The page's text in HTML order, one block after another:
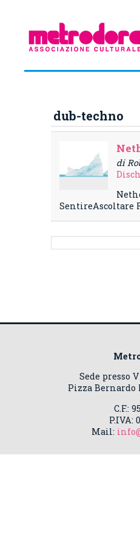
dub-techno
di
SentireAscoltare
Sede presso
Pizza Bernardo
C.F.:
P.IVA:
Mail: